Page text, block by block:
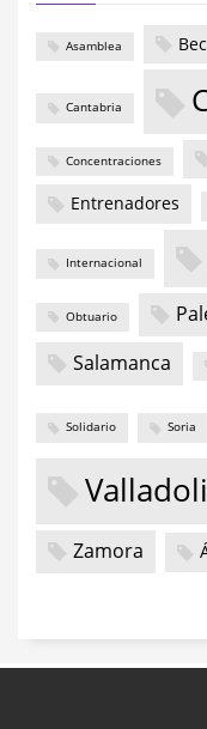
Asamblea
Cantabria
Concentraciones
Entrenadores
Internacional
Obtuario
Salamanca
Solidario Soria
Zamora